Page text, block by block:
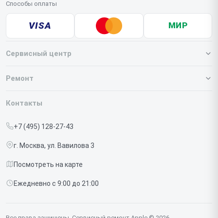
Способы оплаты
VISA МИР
Сервисный центр
О нашем сервисе
Срочный ремонт
Доставка и способы оплаты
Диагностика
Контакты
Ремонт
Iphone
Контакты
+7 (495) 128-27-43
г. Москва, ул. Вавилова 3
Посмотреть на карте
Ежедневно с 9:00 до 21:00